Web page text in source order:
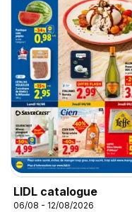
LIDL catalogue
06/08 - 12/08/2026